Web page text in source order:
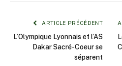
ARTICLE PRÉCÉDENT
L’Olympique Lyonnais et l’AS
Dakar Sacré-Coeur se
séparent